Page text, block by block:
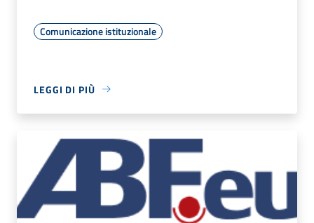
Comunicazione istituzionale
LEGGI DI PIÙ